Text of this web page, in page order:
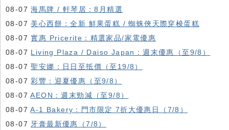
08-07海馬牌 / 軒琴居：8月精選
08-07 美心西餅：全新 鮮果蛋糕 / 蜘蛛俠天際穿梭蛋糕
08-07實惠 Pricerite：精選家品/家電優惠
08-07 Living Plaza / Daiso Japan：週末優惠（至9/8）
08-07聖安娜：日日至抵價（至19/8）
08-07彩豐：迎夏優惠（至9/8）
08-07AEON：週末勁減（至9/8）
08-07A-1 Bakery：門市限定 7折大優惠日（7/8）
08-07 牙膏最新優惠（7/8）